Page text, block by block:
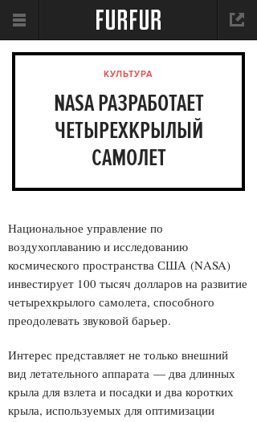
КУЛЬТУРА
NASA РАЗРАБОТАЕТ
ЧЕТЫРЕХКРЫЛЫЙ
САМОЛЕТ
Национальное управление по
воздухоплаванию и исследованию
космического пространства США (NASA)
инвестирует 100 тысяч долларов на развитие
четырехкрылого самолета, способного
преодолевать звуковой барьер.
Интерес представляет не только внешний
вид летательного аппарата — два длинных
крыла для взлета и посадки и два коротких
крыла, используемых для оптимизации